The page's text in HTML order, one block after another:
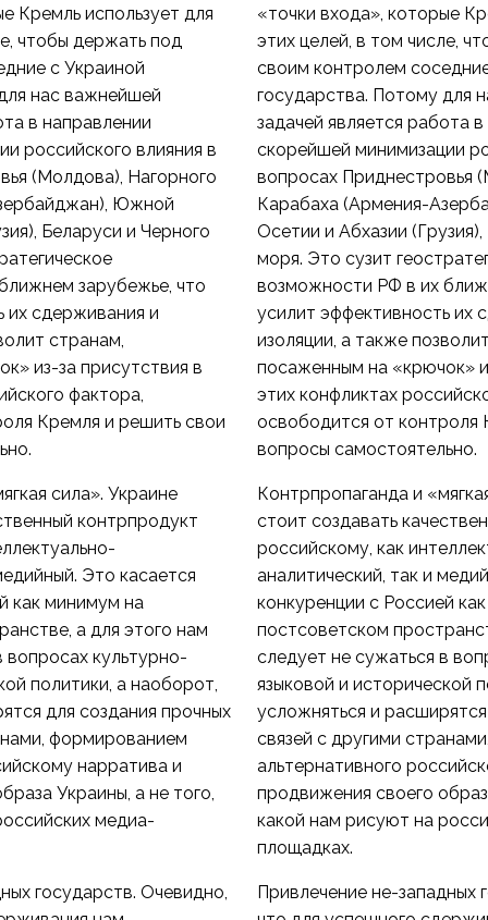
Кремль использует для
чтобы держать под
с Украиной
нас важнейшей
в направлении
российского влияния в
(Молдова), Нагорного
Южной
Беларуси и Черного
зарубежье, что
их сдерживания и
странам,
из-за присутствия в
фактора,
Кремля и решить свои
сила». Украине
контрпродукт
Это касается
как минимум на
а для этого нам
вопросах культурно-
политики, а наоборот,
для создания прочных
формированием
нарратива и
Украины, а не того,
медиа-
государств. Очевидно,
«точки входа», которые
этих целей, в том числе,
своим контролем
государства. Потому для
задачей является работа
скорейшей минимизации
вопросах Приднестровья
Карабаха (Армения-
Осетии и Абхазии
моря. Это сузит
возможности РФ в их
усилит эффективность их
изоляции, а также
посаженным на «крючок»
этих конфликтах
освободится от контроля
вопросы самостоятельно.
Контрпропаганда и
стоит создавать
российскому, как
аналитический, так и
конкуренции с Россией
постсоветском
следует не сужаться в
языковой и исторической
усложняться и
связей с другими
альтернативного
продвижения своего
какой нам рисуют на
площадках.
Привлечение не-западных